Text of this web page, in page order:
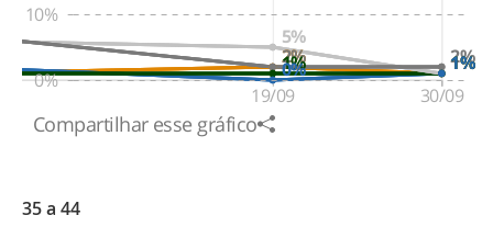
0%
10%
19/09 30/09
2%
5%
1%
2% 1%
2%
1%
1% 1%
0%
Compartilhar esse gráfico
35 a 44